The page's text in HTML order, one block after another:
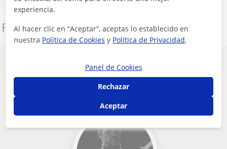
Denunciar este perfil
Otros profesores de Guitarra en Vitoria-
Gasteiz que pueden interesarte
experiencia.
Al hacer clic en “Aceptar”, aceptas lo establecido en
nuestra Política de Cookies y Política de Privacidad.
Panel de Cookies
Rechazar
Aceptar